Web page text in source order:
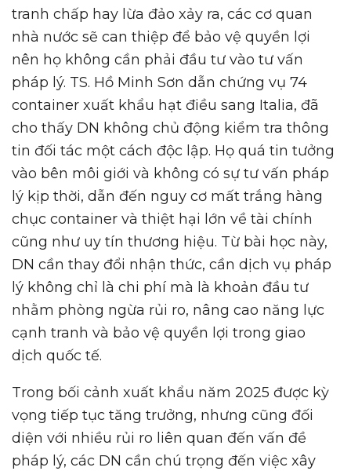
tranh chấp hay lừa đảo xảy ra, các cơ quan
nhà nước sẽ can thiệp để bảo vệ quyền lợi
nên họ không cần phải đầu tư vào tư vấn
pháp lý. TS. Hồ Minh Sơn dẫn chứng vụ 74
container xuất khẩu hạt điều sang Italia, đã
cho thấy DN không chủ động kiểm tra thông
tin đối tác một cách độc lập. Họ quá tin tưởng
vào bên môi giới và không có sự tư vấn pháp
lý kịp thời, dẫn đến nguy cơ mất trắng hàng
chục container và thiệt hại lớn về tài chính
cũng như uy tín thương hiệu. Từ bài học này,
DN cần thay đổi nhận thức, cần dịch vụ pháp
lý không chỉ là chi phí mà là khoản đầu tư
nhằm phòng ngừa rủi ro, nâng cao năng lực
cạnh tranh và bảo vệ quyền lợi trong giao
dịch quốc tế.
Trong bối cảnh xuất khẩu năm 2025 được kỳ
vọng tiếp tục tăng trưởng, nhưng cũng đối
diện với nhiều rủi ro liên quan đến vấn đề
pháp lý, các DN cần chú trọng đến việc xây